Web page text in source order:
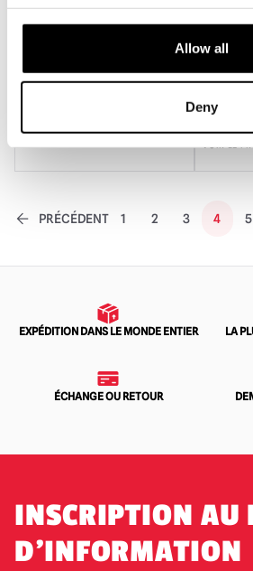
Allow all
Deny
Mickey
£449.95
AJOUTER
PRÉCÉDENT 1 2 3 4 5
EXPÉDITION DANS LE MONDE ENTIER
LA
ÉCHANGE OU RETOUR
INSCRIPTION AU
D'INFORMATION